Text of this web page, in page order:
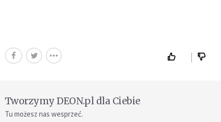
Tworzymy DEON.pl dla Ciebie
Tu możesz nas wesprzeć.